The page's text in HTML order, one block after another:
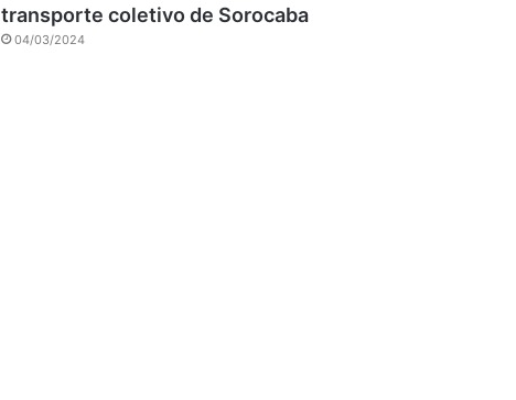
transporte coletivo de Sorocaba
04/03/2024